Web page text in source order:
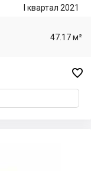
I квартал 2021
47.17 м²
